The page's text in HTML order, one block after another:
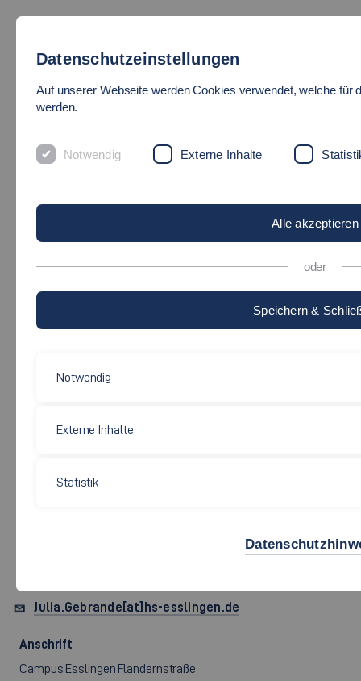
Julia.Gebrande[at]hs-esslingen.de
Anschrift
Campus Esslingen Flandernstraße
Datenschutzeinstellungen
Auf unserer Webseite werden Cookies verwendet, welche für
werden.
Notwendig Externe Inhalte
Alle akzeptieren
oder
Speichern &
Notwendig
Externe Inhalte
Statistik